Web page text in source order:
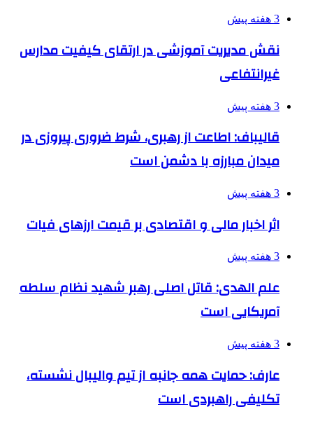
3 هفته پیش
نقش مدیریت آموزشی در ارتقای کیفیت مدارس
غیرانتفاعی
3 هفته پیش
قالیباف: اطاعت از رهبری، شرط ضروری پیروزی در
میدان مبارزه با دشمن است
3 هفته پیش
اثر اخبار مالی و اقتصادی بر قیمت ارزهای فیات
3 هفته پیش
علم الهدی: قاتل اصلی رهبر شهید نظام سلطه
آمریکایی است
3 هفته پیش
عارف: حمایت همه جانبه از تیم والیبال نشسته،
تکلیفی راهبردی است